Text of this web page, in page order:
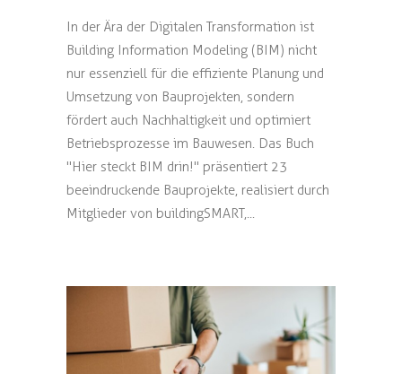
In der Ära der Digitalen Transformation ist
Building Information Modeling (BIM) nicht
nur essenziell für die effiziente Planung und
Umsetzung von Bauprojekten, sondern
fördert auch Nachhaltigkeit und optimiert
Betriebsprozesse im Bauwesen. Das Buch
"Hier steckt BIM drin!" präsentiert 23
beeindruckende Bauprojekte, realisiert durch
Mitglieder von buildingSMART,...